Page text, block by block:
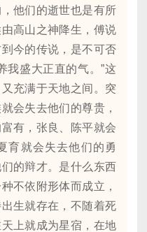
他们的逝世也是有所
高山之神降生，傅说
今的传说，是不可否
我盛大正直的气。”这
充满于天地之间。突
会失去他们的尊贵，
有，张良、陈平就会
育就会失去他们的勇
的辩才。是什么东西
不依附形体而成立，
生就存在，不随着死
上就成为星宿，在地